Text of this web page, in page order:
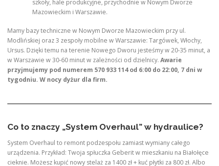
szkoły, hale produkcyjne, przychodnie w Nowym Dworze
Mazowieckim i Warszawie.
Mamy bazy techniczne w Nowym Dworze Mazowieckim przy ul.
Modlińskiej oraz 3 zespoły mobilne w Warszawie: Targówek, Włochy,
Ursus. Dzięki temu na terenie Nowego Dworu jesteśmy w 20-35 minut, a
w Warszawie w 30-60 minut w zależności od dzielnicy. Awarie
przyjmujemy pod numerem 570 933 114 od 6:00 do 22:00, 7 dni w
tygodniu. W nocy dyżur dla firm.
Co to znaczy „System Overhaul” w hydraulice?
System Overhaul to remont podzespołu zamiast wymiany całego
urządzenia. Przykład: Twoja spłuczka Geberit w mieszkaniu na Białołęce
cieknie. Możesz kupić nowy stelaż za 1400 zł + kuć płytki za 800 zł. Albo